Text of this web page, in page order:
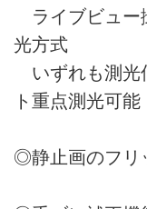
ライブビュー
光方式
いずれも測光
ト重点測光可能
◎静止画のフリ